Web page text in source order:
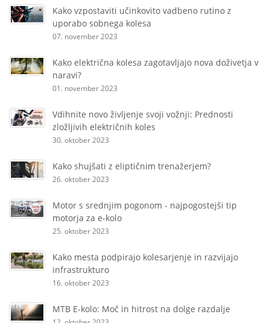
Kako vzpostaviti učinkovito vadbeno rutino z
uporabo sobnega kolesa
07. november 2023
Kako električna kolesa zagotavljajo nova doživetja v
naravi?
01. november 2023
Vdihnite novo življenje svoji vožnji: Prednosti
zložljivih električnih koles
30. oktober 2023
Kako shujšati z eliptičnim trenažerjem?
26. oktober 2023
Motor s srednjim pogonom - najpogostejši tip
motorja za e-kolo
25. oktober 2023
Kako mesta podpirajo kolesarjenje in razvijajo
infrastrukturo
16. oktober 2023
MTB E-kolo: Moč in hitrost na dolge razdalje